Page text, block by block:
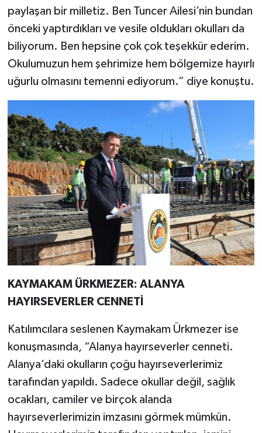
paylaşan bir milletiz. Ben Tuncer Ailesi’nin bundan
önceki yaptırdıkları ve vesile oldukları okulları da
biliyorum. Ben hepsine çok çok teşekkür ederim.
Okulumuzun hem şehrimize hem bölgemize hayırlı
uğurlu olmasını temenni ediyorum.” diye konuştu.
KAYMAKAM ÜRKMEZER: ALANYA
HAYIRSEVERLER CENNETİ
Katılımcılara seslenen Kaymakam Ürkmezer ise
konuşmasında, “Alanya hayırseverler cenneti.
Alanya’daki okulların çoğu hayırseverlerimiz
tarafından yapıldı. Sadece okullar değil, sağlık
ocakları, camiler ve birçok alanda
hayırseverlerimizin imzasını görmek mümkün.